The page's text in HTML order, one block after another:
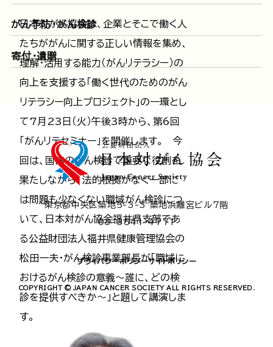
日本対がん協会は、企業とそこで働く人
たちががんに関する正しい情報を集め、
理解・活用する能力（がんリテラシー）の
向上を支援する「働く世代のためのがん
リテラシー向上プロジェクト」の一環とし
て7月23日（火）午後3時から、第6回
「がんリテセミナー」を開催します。 今
回は、国内のがん検診で重要な役割を
果たしながら、法的根拠がなく一部に
は問題も少なくない職域がん検診につ
いて、日本対がん協会福井県支部であ
る公益財団法人福井県健康管理協会の
松田一夫・がん検診事業部長が「職域に
おけるがん検診の意義〜誰に、どの検
診を提供すべきか～」と題して講演しま
す。
がん予防・がん検診
寄付・遺贈
東京都中央区築地5-3-3 築地浜離宮ビル7階
03-3541-4771
プライバシーポリシーサイトポリシー
COPYRIGHT © JAPAN CANCER SOCIETY ALL RIGHTS RESERVED.